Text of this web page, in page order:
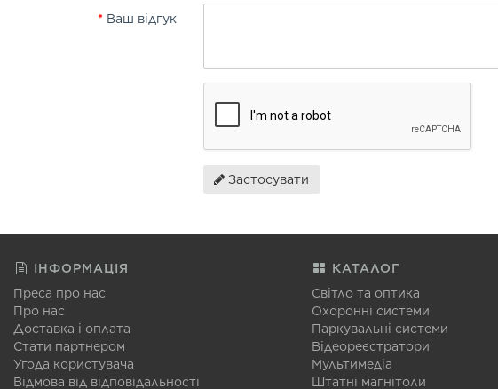
Ваш відгук
Застосувати
ІНФОРМАЦІЯ
Преса про нас
Про нас
Доставка і оплата
Стати партнером
Угода користувача
Відмова від відповідальності
КАТАЛОГ
Світло та оптика
Охоронні системи
Паркувальні системи
Відеореєстратори
Мультимедіа
Штатні магнітоли